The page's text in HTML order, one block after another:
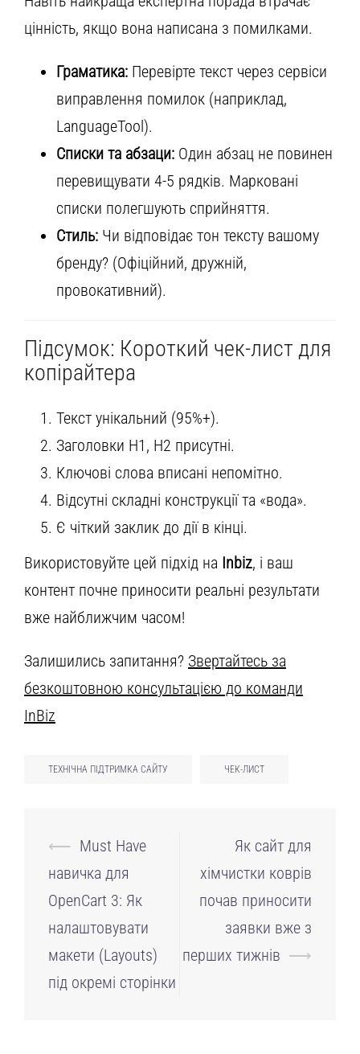
цінність, якщо вона написана з помилками.
Граматика: Перевірте текст через сервіси
виправлення помилок (наприклад,
LanguageTool).
Списки та абзаци: Один абзац не повинен
перевищувати 4-5 рядків. Марковані
списки полегшують сприйняття.
Стиль: Чи відповідає тон тексту вашому
бренду? (Офіційний, дружній,
провокативний).
Підсумок: Короткий чек-лист для
копірайтера
Текст унікальний (95%+).
Заголовки H1, H2 присутні.
Ключові слова вписані непомітно.
Відсутні складні конструкції та «вода».
Є чіткий заклик до дії в кінці.
Використовуйте цей підхід на Inbiz, і ваш
контент почне приносити реальні результати
вже найближчим часом!
Залишились запитання? Звертайтесь за
безкоштовною консультацією до команди
InBiz
ТЕХНІЧНА ПІДТРИМКА САЙТУ ЧЕК-ЛИСТ
Навігація
по
запису
⟵ Must Have
навичка для
OpenCart 3: Як
налаштовувати
макети (Layouts)
під окремі сторінки
Як сайт для
хімчистки коврів
почав приносити
заявки вже з
перших тижнів ⟶